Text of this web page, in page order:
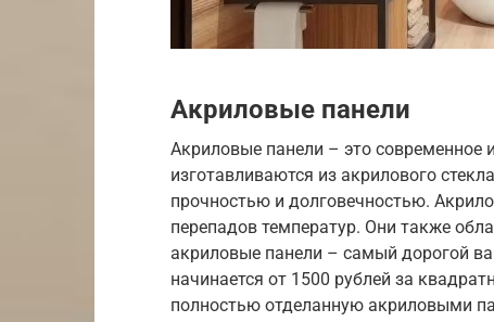
Акриловые панели
Акриловые панели – это современное
изготавливаются из акрилового
прочностью и долговечностью.
перепадов температур. Они также
акриловые панели – самый дорогой
начинается от 1500 рублей за
полностью отделанную акриловыми